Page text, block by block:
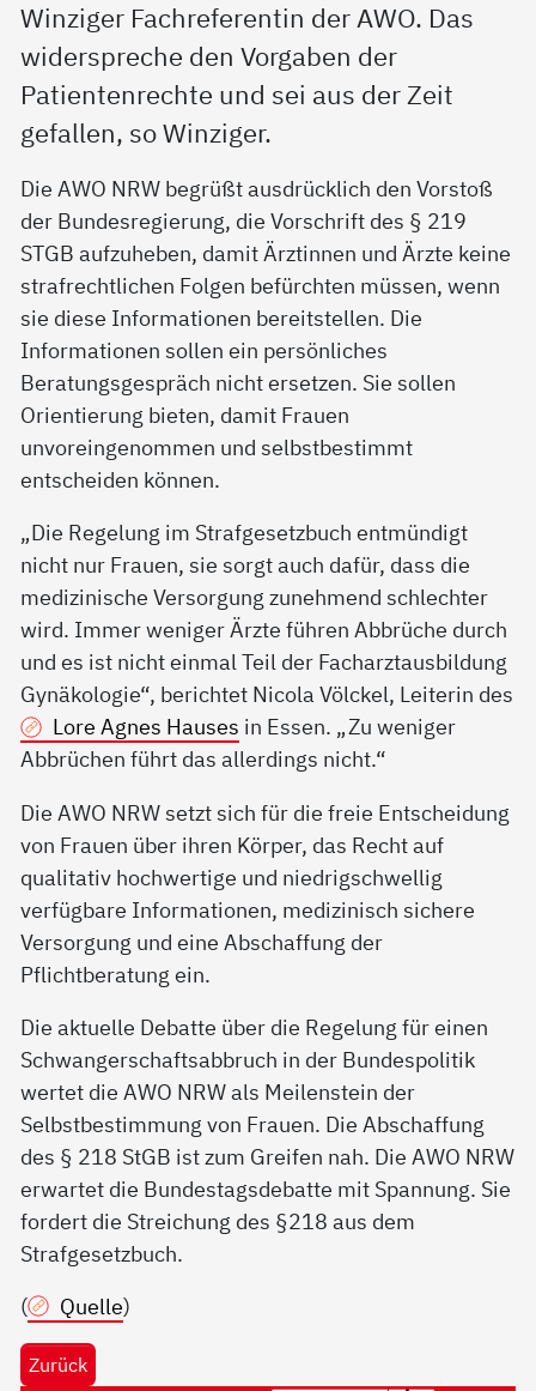
Winziger Fachreferentin der AWO. Das
widerspreche den Vorgaben der
Patientenrechte und sei aus der Zeit
gefallen, so Winziger.
Die AWO NRW begrüßt ausdrücklich den Vorstoß
der Bundesregierung, die Vorschrift des § 219
STGB aufzuheben, damit Ärztinnen und Ärzte keine
strafrechtlichen Folgen befürchten müssen, wenn
sie diese Informationen bereitstellen. Die
Informationen sollen ein persönliches
Beratungsgespräch nicht ersetzen. Sie sollen
Orientierung bieten, damit Frauen
unvoreingenommen und selbstbestimmt
entscheiden können.
„Die Regelung im Strafgesetzbuch entmündigt
nicht nur Frauen, sie sorgt auch dafür, dass die
medizinische Versorgung zunehmend schlechter
wird. Immer weniger Ärzte führen Abbrüche durch
und es ist nicht einmal Teil der Facharztausbildung
Gynäkologie“, berichtet Nicola Völckel, Leiterin des
Lore Agnes Hauses in Essen. „Zu weniger
Abbrüchen führt das allerdings nicht.“
Die AWO NRW setzt sich für die freie Entscheidung
von Frauen über ihren Körper, das Recht auf
qualitativ hochwertige und niedrigschwellig
verfügbare Informationen, medizinisch sichere
Versorgung und eine Abschaffung der
Pflichtberatung ein.
Die aktuelle Debatte über die Regelung für einen
Schwangerschaftsabbruch in der Bundespolitik
wertet die AWO NRW als Meilenstein der
Selbstbestimmung von Frauen. Die Abschaffung
des § 218 StGB ist zum Greifen nah. Die AWO NRW
erwartet die Bundestagsdebatte mit Spannung. Sie
fordert die Streichung des §218 aus dem
Strafgesetzbuch.
(
Quelle)
Zurück